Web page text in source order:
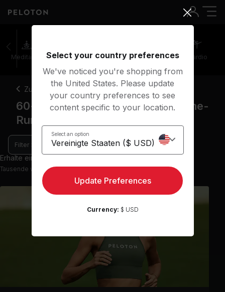
Meditation Stretching Walking Outdoor Cardio
Zurück
60+ Minuten Outdoor-Kurse Theme-
Run
Filter
Erhalte einen Einblick mit 1 Vorschau-Kursen
Tausende weitere Kurse in der App verfügbar
Select your country preferences
We've noticed you're shopping from
the United States. Please update
your country preferences to see
content specific to your location.
Select an option
Update Preferences
Currency: $ USD